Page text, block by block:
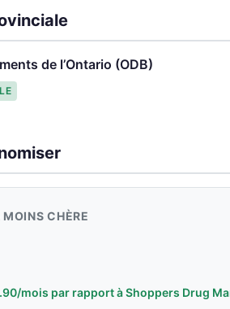
de l’Ontario (ODB)
CHÈRE
mois par rapport à Shoppers Drug